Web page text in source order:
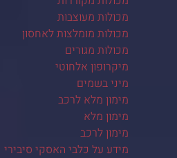
מכולות מעוצבות
מכולות מומלצות לאחסון
מכולות מגורים
מיקרופון אלחוטי
מיני בשמים
מימון מלא לרכב
מימון מלא
מימון לרכב
מידע על כלבי האסקי סיבירי